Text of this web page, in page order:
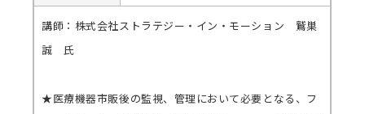
講師：株式会社ストラテジー・イン・モーション 鷲巣
誠 氏
★医療機器市販後の監視、管理において必要となる、フ